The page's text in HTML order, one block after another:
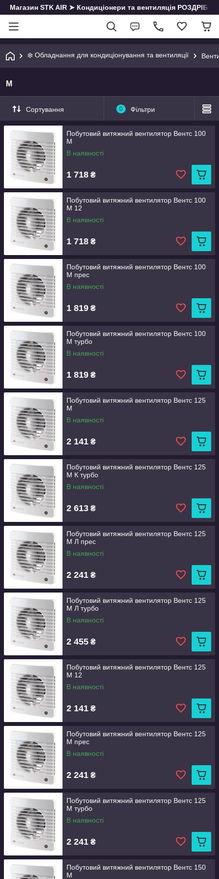
Магазин STK AIR ➤ Кондиціонери та вентиляція РОЗДРІБ
❄️ Обладнання для кондиціонування та вентиляції
М
Сортування 0 Фільтри
Побутовий витяжний вентилятор Вентс 100
М
В наявності
1 718 ₴
Побутовий витяжний вентилятор Вентс 100
М 12
В наявності
1 718 ₴
Побутовий витяжний вентилятор Вентс 100
М прес
В наявності
1 819 ₴
Побутовий витяжний вентилятор Вентс 100
М турбо
В наявності
1 819 ₴
Побутовий витяжний вентилятор Вентс 125
М
В наявності
2 141 ₴
Побутовий витяжний вентилятор Вентс 125
М К турбо
В наявності
2 613 ₴
Побутовий витяжний вентилятор Вентс 125
М Л прес
В наявності
2 241 ₴
Побутовий витяжний вентилятор Вентс 125
М Л турбо
В наявності
2 455 ₴
Побутовий витяжний вентилятор Вентс 125
М 12
В наявності
2 141 ₴
Побутовий витяжний вентилятор Вентс 125
М прес
В наявності
2 241 ₴
Побутовий витяжний вентилятор Вентс 125
М турбо
В наявності
2 241 ₴
Побутовий витяжний вентилятор Вентс 150
М